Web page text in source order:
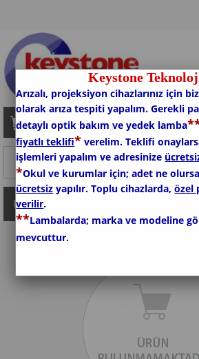
Sepetim 0 Ürün
Kategoriler
Keystone
Arızalı, projeksiyon cihazlarınız için
olarak arıza tespiti yapalım. Gerekli
detaylı optik bakım ve yedek lamba*
fiyatlı teklifi* verelim. Teklifi
işlemleri yapalım ve adresinize
*Okul ve kurumlar için; adet ne
ücretsiz yapılır. Toplu cihazlarda,özel
verilir.
**Lambalarda; marka ve modeline
mevcuttur.